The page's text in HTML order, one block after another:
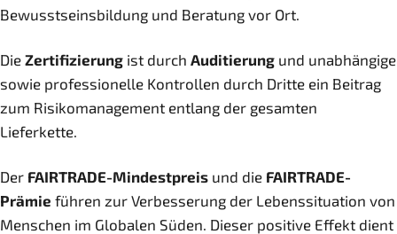
Bewusstseinsbildung und Beratung vor Ort.
Die Zertifizierung ist durch Auditierung und unabhängige
sowie professionelle Kontrollen durch Dritte ein Beitrag
zum Risikomanagement entlang der gesamten
Lieferkette.
Der FAIRTRADE-Mindestpreis und die FAIRTRADE-
Prämie führen zur Verbesserung der Lebenssituation von
Menschen im Globalen Süden. Dieser positive Effekt dient